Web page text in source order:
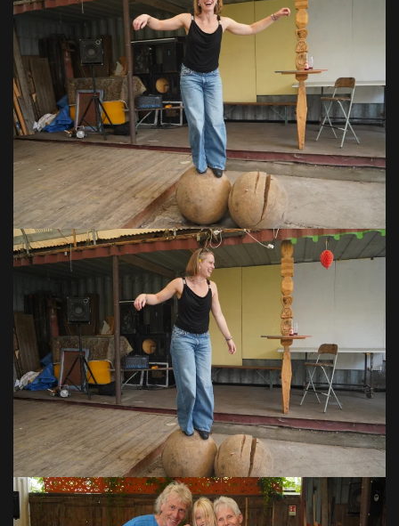
VOIR EN GRAND
VOIR EN GRAND